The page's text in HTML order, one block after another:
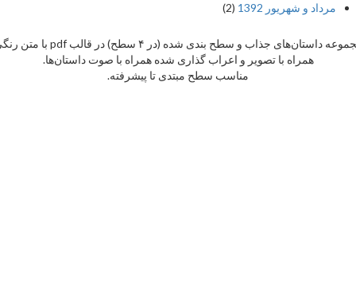
و شهریور 1392
(2)
مجموعه داستان‌های جذاب و سطح بندی شده (در ۴ سطح) در قالب pdf با متن رنگی
همراه با تصویر و اعراب گذاری شده همراه با صوت داستان‌ها.
مناسب سطح مبتدی تا پیشرفته.